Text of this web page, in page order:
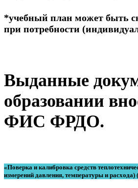
*учебный план может быть
при потребности
Выданные
образовании
ФИС ФРДО.
«Поверка и калибровка средств
измерений давления, температуры и